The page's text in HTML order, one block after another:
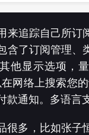
来追踪自己所订
含了订阅管理、
他显示选项，
网络上搜索您
款通知。多语言
很多，比如张